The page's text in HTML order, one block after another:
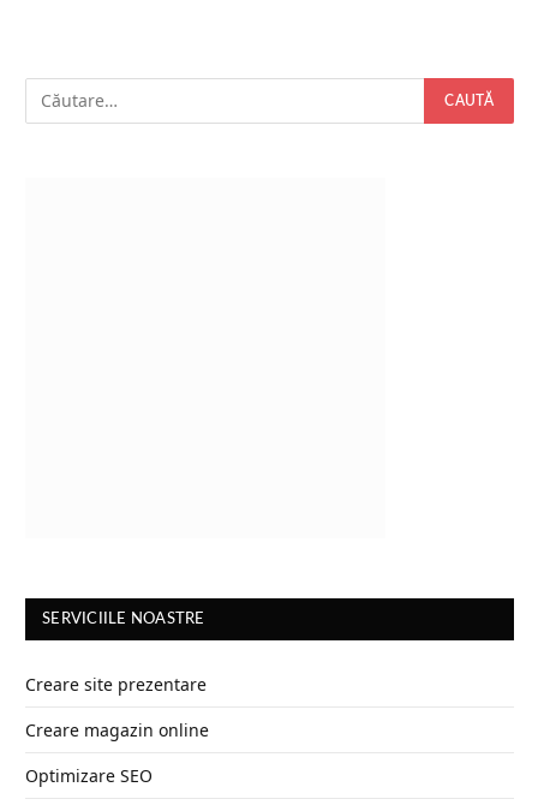
SERVICIILE NOASTRE
Creare site prezentare
Creare magazin online
Optimizare SEO